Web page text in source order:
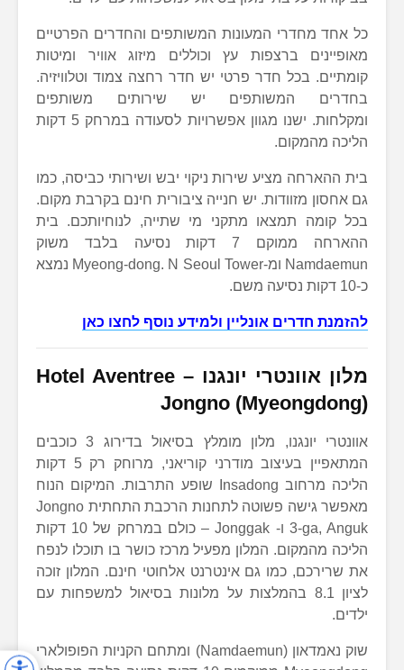
כל אחד מחדרי המעונות המשותפים והחדרים הפרטיים
מאופיינים ברצפות עץ וכוללים מיזוג אוויר ומיטות
קומתיים. בכל חדר פרטי יש חדר רחצה צמוד וטלוויזיה.
בחדרים המשותפים יש שירותים משותפים
ומקלחות. ישנו מגוון אפשרויות לסעודה במרחק 5 דקות
הליכה מהמקום.
בית ההארחה מציע שירות ניקוי יבש ושירותי כביסה, כמו
גם אחסון מזוודות. יש חנייה ציבורית חינם בקרבת מקום.
בכל קומה תמצאו מתקני מי שתייה, לנוחיותכם. בית
ההארחה ממוקם 7 דקות נסיעה בלבד משוק
Namdaemun ומ-Myeong-dong. N Seoul Tower נמצא
כ-10 דקות נסיעה משם.
להזמנת חדרים אונליין ולמידע נוסף לחצו כאן
מלון אוונטרי יונגנו –
Hotel Aventree
Jongno (Myeongdong)
אוונטרי יונגנו, מלון מומלץ בסיאול בדירוג 3 כוכבים
המתאפיין בעיצוב מודרני קוריאני, מרוחק רק 5 דקות
הליכה מרחוב Insadong שופע התרבות. המיקום הנוח
מאפשר גישה פשוטה לתחנות הרכבת התחתית Jongno
3-ga, Anguk ו- Jonggak – כולם במרחק של 10 דקות
הליכה מהמקום. המלון מפעיל מרכז כושר בו תוכלו לנפח
את שרירכם, כמו גם אינטרנט אלחוטי חינם. המלון זוכה
לציון 8.1 בהמלצות על מלונות בסיאול למשפחות עם
ילדים.
שוק נאמדאון (Namdaemun) ומתחם הקניות הפופולארי